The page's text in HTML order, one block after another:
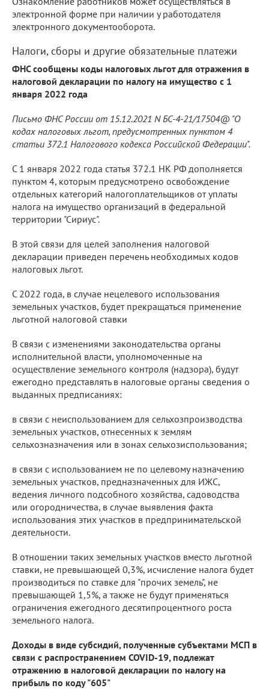
электронной форме при наличии у работодателя
электронного документооборота.
Налоги, сборы и другие обязательные платежи
ФНС сообщены коды налоговых льгот для отражения в
налоговой декларации по налогу на имущество с 1
января 2022 года
Письмо ФНС России от 15.12.2021 N БС-4-21/17504@ "О
кодах налоговых льгот, предусмотренных пунктом 4
статьи 372.1 Налогового кодекса Российской Федерации".
С 1 января 2022 года статья 372.1 НК РФ дополняется
пунктом 4, которым предусмотрено освобождение
отдельных категорий налогоплательщиков от уплаты
налога на имущество организаций в федеральной
территории "Сириус".
В этой связи для целей заполнения налоговой
декларации приведен перечень необходимых кодов
налоговых льгот.
С 2022 года, в случае нецелевого использования
земельных участков, будет прекращаться применение
льготной налоговой ставки
В связи с изменениями законодательства органы
исполнительной власти, уполномоченные на
осуществление земельного контроля (надзора), будут
ежегодно представлять в налоговые органы сведения о
выданных предписаниях:
в связи с неиспользованием для сельхозпроизводства
земельных участков, отнесенных к землям
сельхозназначения или в зонах сельхозиспользования;
в связи с использованием не по целевому назначению
земельных участков, предназначенных для ИЖС,
ведения личного подсобного хозяйства, садоводства
или огородничества, в случае выявления факта
использования этих участков в предпринимательской
деятельности.
В отношении таких земельных участков вместо льготной
ставки, не превышающей 0,3%, исчисление налога будет
производиться по ставке для "прочих земель", не
превышающей 1,5%, а также не будут применяться
ограничения ежегодного десятипроцентного роста
земельного налога.
Доходы в виде субсидий, полученные субъектами МСП в
связи с распространением COVID-19, подлежат
отражению в налоговой декларации по налогу на
прибыль по коду "605"